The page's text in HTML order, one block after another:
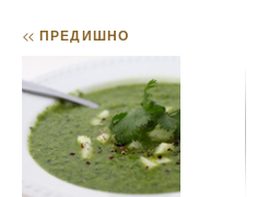
<< ПРЕДИШНО